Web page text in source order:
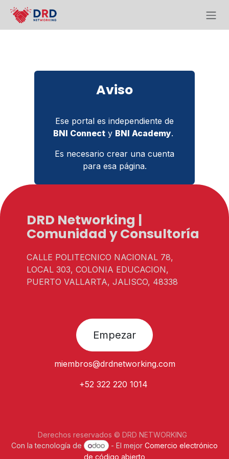
Ir al contenido
Aviso
Ese portal es independiente de
BNI Connect y BNI Academy.
Es necesario crear una cuenta
para esa página.
DRD Networking |
Comunidad y Consultoría
Empezar
CALLE POLITECNICO NACIONAL 78,
LOCAL 303, COLONIA EDUCACION,
PUERTO VALLARTA, JALISCO, 48338
miembros@drdnetworking.com
+52 322 220 1014
Derechos reservados © DRD NETWORKING
Con la tecnología de
- El mejor Comercio electrónico
de código abierto